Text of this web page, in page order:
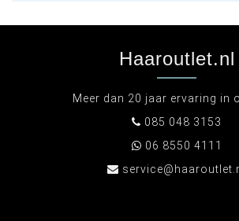
Haaroutlet.nl
Meer dan 20 jaar ervaring in
085 048 3153
06 8550 4111